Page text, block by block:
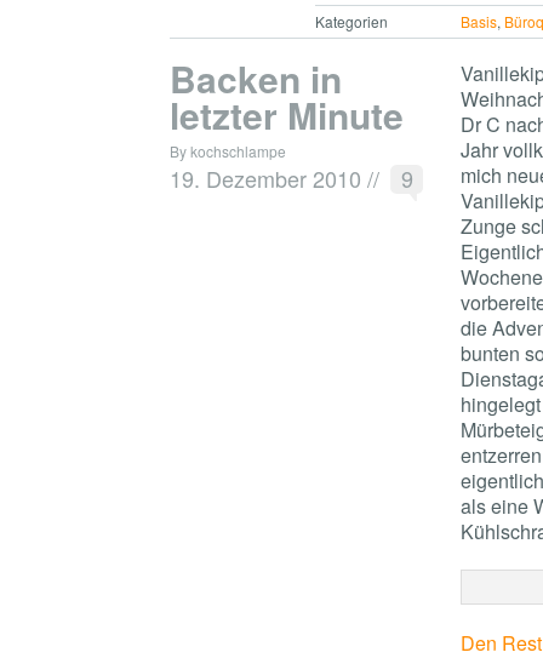
Kategorien
Basis,
Backen in
letzter Minute
By kochschlampe
19. Dezember 2010 // 9
Dr C
Jahr
mich
Zunge
die
bunten
als eine
Den